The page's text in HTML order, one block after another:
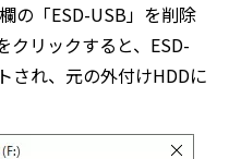
の「ESD-USB」を削除
クリックすると、ESD-
され、元の外付けHDDに